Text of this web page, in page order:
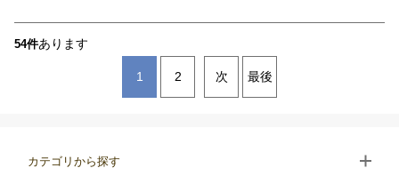
54件あります
1 2 次 最後
カテゴリから探す